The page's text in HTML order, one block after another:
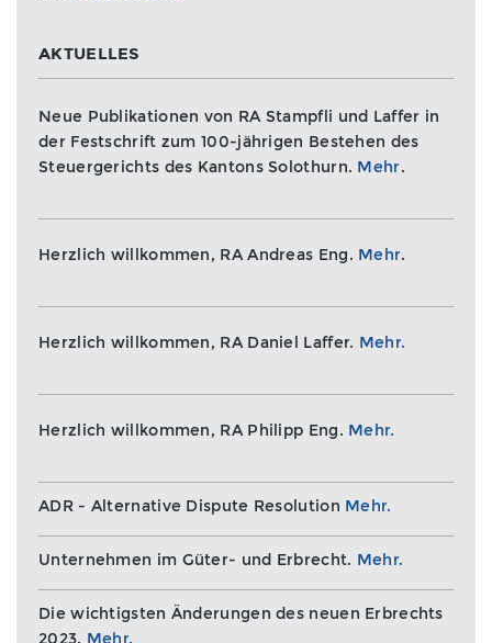
AKTUELLES
Neue Publikationen von RA Stampfli und Laffer in
der Festschrift zum 100-jährigen Bestehen des
Steuergerichts des Kantons Solothurn. Mehr.
Herzlich willkommen, RA Andreas Eng. Mehr.
Herzlich willkommen, RA Daniel Laffer. Mehr.
Herzlich willkommen, RA Philipp Eng. Mehr.
ADR - Alternative Dispute Resolution Mehr.
Unternehmen im Güter- und Erbrecht. Mehr.
Die wichtigsten Änderungen des neuen Erbrechts
2023. Mehr.